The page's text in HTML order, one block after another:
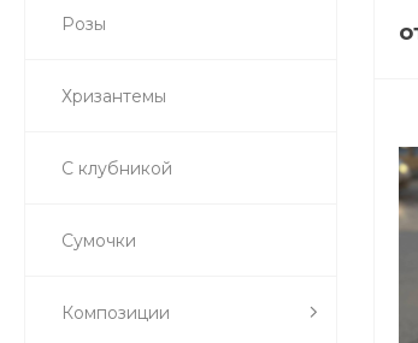
Розы
Хризантемы
С клубникой
Сумочки
Композиции